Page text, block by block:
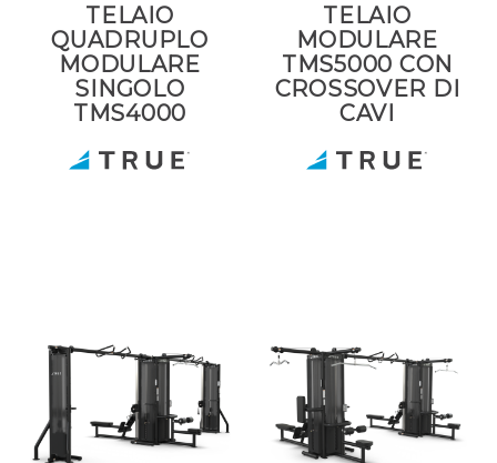
TELAIO
QUADRUPLO
MODULARE
SINGOLO
TMS4000
TELAIO
MODULARE
TMS5000 CON
CROSSOVER DI
CAVI